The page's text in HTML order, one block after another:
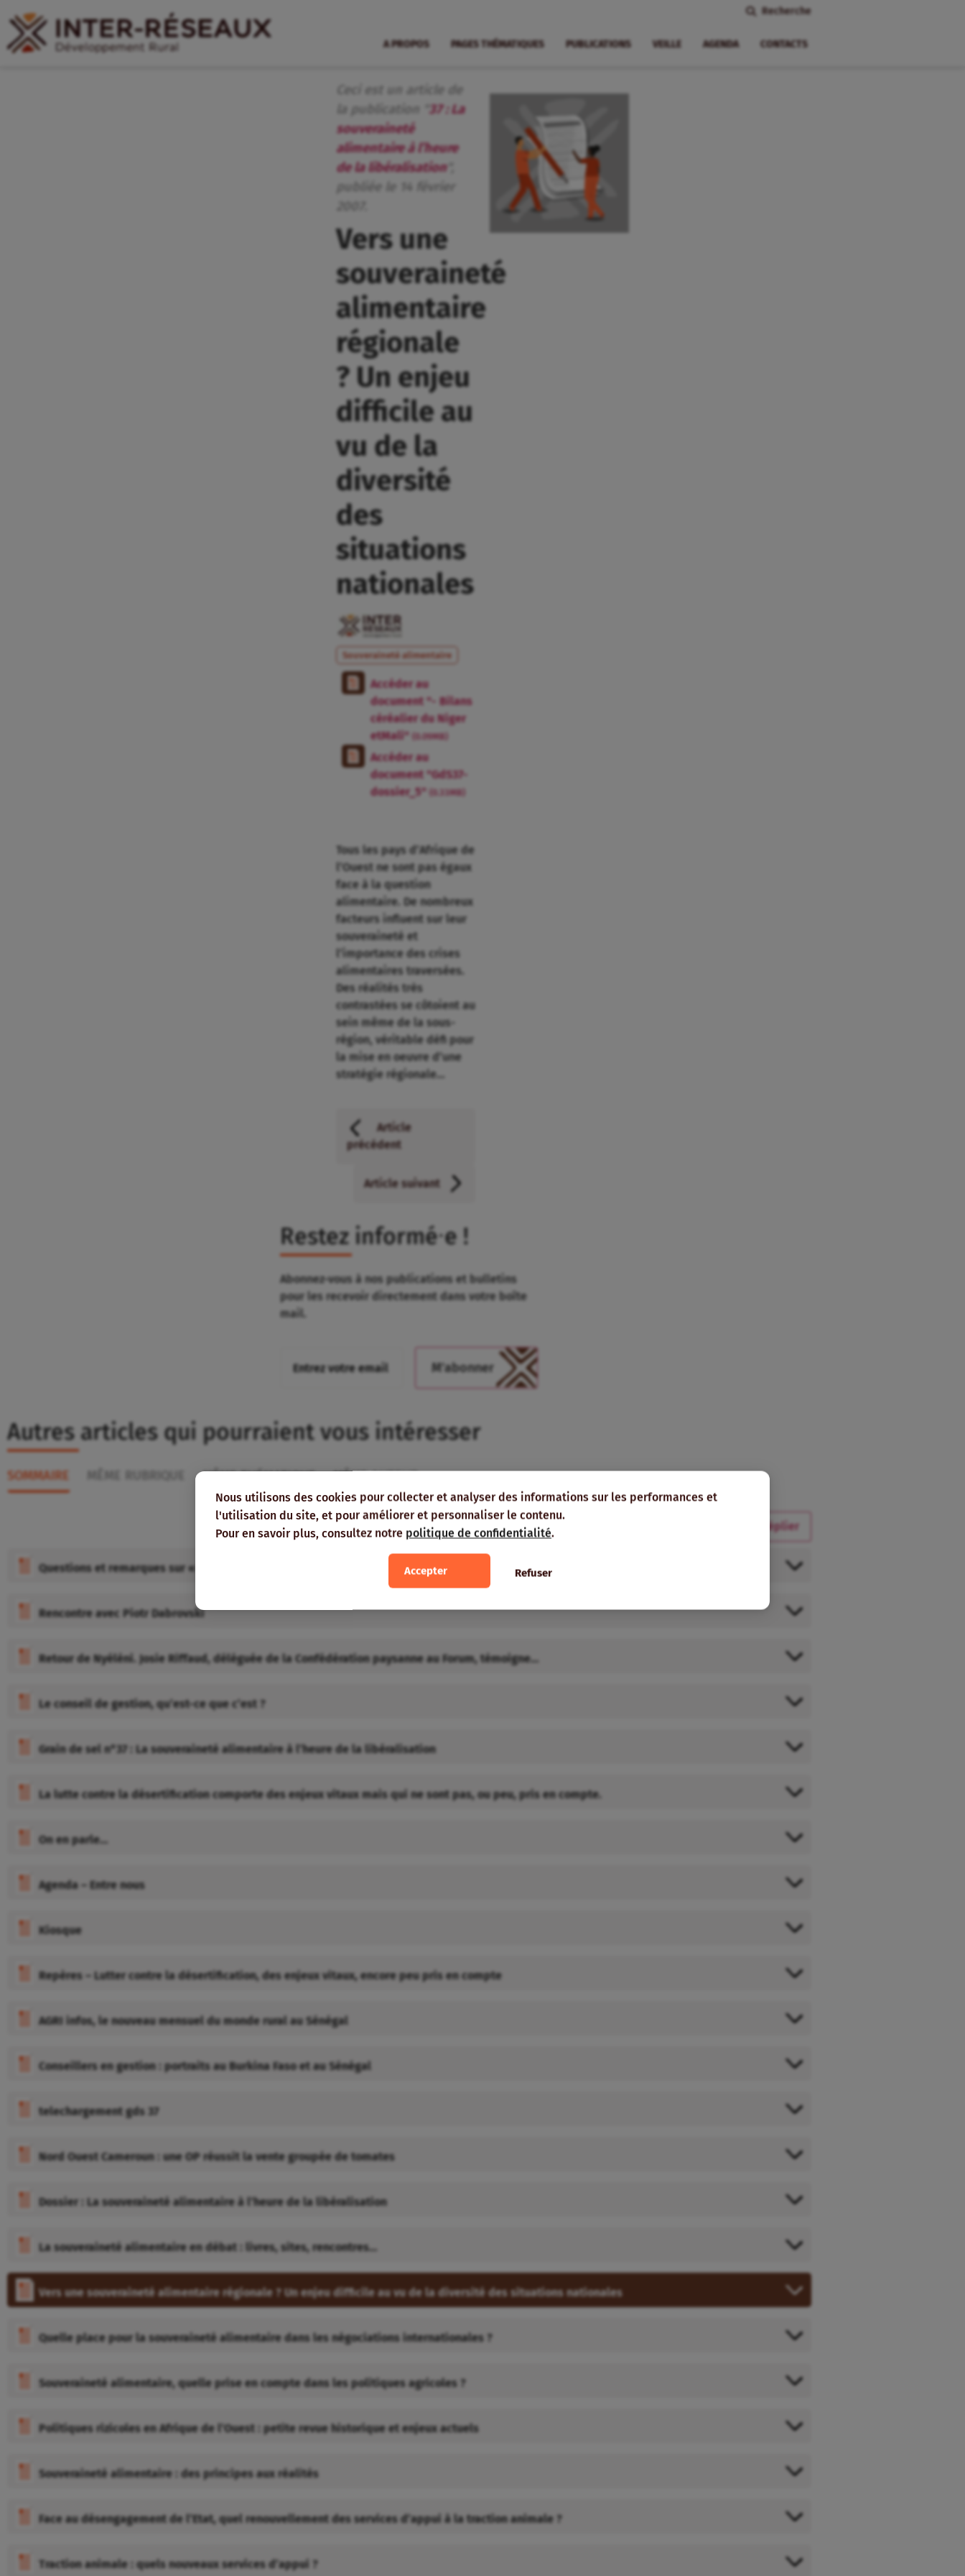
Nous utilisons des cookies pour collecter et analyser des informations sur les performances et
l'utilisation du site, et pour améliorer et personnaliser le contenu.
Pour en savoir plus, consultez notre politique de confidentialité.
Accepter Refuser
Recherche
A PROPOS PAGES THÉMATIQUES PUBLICATIONS VEILLE AGENDA CONTACTS
Ceci est un article de
la publication "
37 : La
souveraineté
alimentaire à l’heure
de la libéralisation",
publiée
le 14
février
Vers une
souveraineté
alimentaire
régionale
? Un enjeu
difficile au
vu de la
diversité
des
situations
nationales
Souveraineté alimentaire
Accéder au
document "- Bilans
céréalier du Niger
etMali"
(0.09MB)
Accéder au
document "GdS37-
dossier_5"
(0.33MB)
Tous les pays d’Afrique de
l’Ouest ne sont pas égaux
face à la question
alimentaire. De nombreux
facteurs influent sur leur
souveraineté et
l’importance des crises
alimentaires traversées.
Des réalités très
contrastées se côtoient au
sein même de la sous-
région, véritable défi pour
la mise en oeuvre d’une
stratégie régionale…
Article
précédent
Article suivant
Restez informé⸱e !
Abonnez-vous à nos publications et bulletins
pour les recevoir directement dans votre boîte
mail.
Autres articles qui pourraient vous intéresser
SOMMAIRE MÊME THÉMATIQUE MÊME AUTEUR
Tout déplier
Questions et remarques sur « portraits de conseillers » du GDS 37 :
Rencontre avec Piotr Dabrovski
Retour de Nyéléni. Josie Riffaud, déléguée de la Confédération paysanne au Forum, témoigne…
Le conseil de gestion, qu’est-ce que c’est ?
Grain de sel n°37 : La souveraineté alimentaire à l’heure de la libéralisation
La lutte contre la désertification comporte des enjeux vitaux mais qui ne sont pas, ou peu, pris en compte.
On en parle…
Agenda – Entre nous
Kiosque
Repères – Lutter contre la désertification, des enjeux vitaux, encore peu pris en compte
AGRI infos, le nouveau mensuel du monde rural au Sénégal
Conseillers en gestion : portraits au Burkina Faso et au Sénégal
telechargement gds 37
Nord Ouest Cameroun : une OP réussit la vente groupée de tomates
Dossier : La souveraineté alimentaire à l’heure de la libéralisation
La souveraineté alimentaire en débat : livres, sites, rencontres…
Vers une souveraineté alimentaire régionale ? Un enjeu difficile au vu de la diversité des situations nationales
Quelle place pour la souveraineté alimentaire dans les négociations internationales ?
Souveraineté alimentaire, quelle prise en compte dans les politiques agricoles ?
Politiques rizicoles en Afrique de l’Ouest : petite revue historique et enjeux actuels
Souveraineté alimentaire : des principes aux réalités
Face au désengagement de l’Etat, quel renouvellement des services d’appui à la traction animale ?
Traction animale : quels nouveaux services d’appui ?